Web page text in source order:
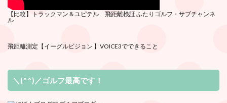
【比較】トラックマン＆ユピテル 飛距離検証ふたりゴルフ・サブチ ャンネ
ル
飛距離測定 【イーグルビジョン 】VOICE3でできること
＼(^^)／ゴルフ最高です！